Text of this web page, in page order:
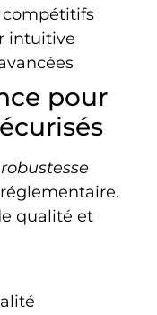
compétitifs
intuitive
pour
robustesse
qualité et